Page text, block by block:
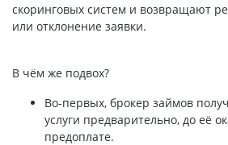
скоринговых систем и возвращают
или отклонение заявки.
В чём же подвох?
Во-первых, брокер займов
услуги предварительно, до её
предоплате.